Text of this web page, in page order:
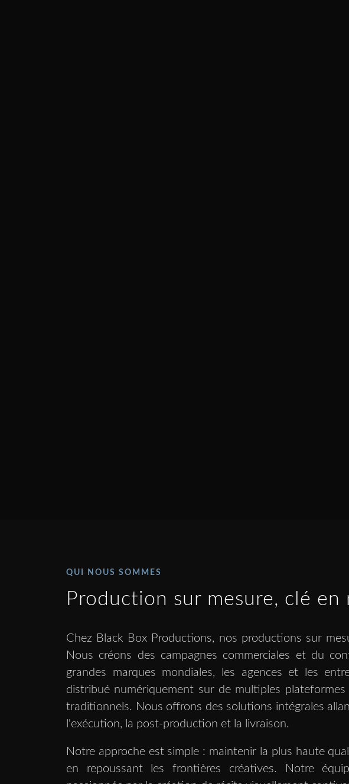
QUI NOUS SOMMES
Production sur mesure, clé en
Chez Black Box Productions, nos productions sur
Nous créons des campagnes commerciales et du
grandes marques mondiales, les agences et les
distribué numériquement sur de multiples
traditionnels. Nous offrons des solutions intégrales
l'exécution, la post-production et la livraison.
Notre approche est simple : maintenir la plus haute
en repoussant les frontières créatives. Notre